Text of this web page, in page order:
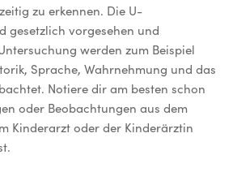
zu erkennen. Die U-
gesetzlich vorgesehen und
werden zum Beispiel
Sprache, Wahrnehmung und das
Notiere dir am besten schon
oder Beobachtungen aus dem
Kinderarzt oder der Kinderärztin